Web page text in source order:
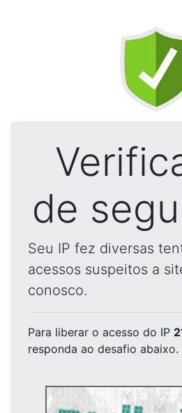
de
Seu IP fez diversas
acessos suspeitos a
conosco.
Para liberar o acesso do IP
responda ao desafio abaixo.